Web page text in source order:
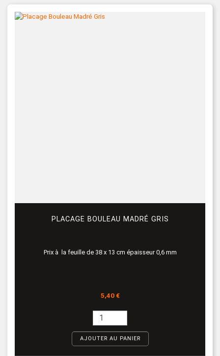
PLACAGE BOULEAU MADRÉ GRIS
Prix à la feuille de 38 x 13 cm épaisseur 0,6 mm
Prix
5,40 €
AJOUTER AU PANIER